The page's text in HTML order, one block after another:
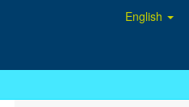
English